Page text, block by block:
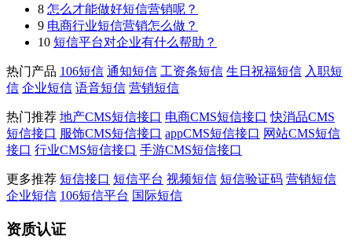
8 怎么才能做好短信营销呢？
9 电商行业短信营销怎么做？
10 短信平台对企业有什么帮助？
热门产品 106短信 通知短信 工资条短信 生日祝福短信 入职短
信 企业短信 语音短信 营销短信
热门推荐 地产CMS短信接口 电商CMS短信接口 快消品CMS
短信接口 服饰CMS短信接口 appCMS短信接口 网站CMS短信
接口 行业CMS短信接口 手游CMS短信接口
更多推荐 短信接口 短信平台 视频短信 短信验证码 营销短信
企业短信 106短信平台 国际短信
资质认证